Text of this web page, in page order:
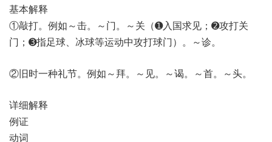
基本解释
①敲打。例如～击。～门。～关（➊入国求见；➋攻打关
门；➌指足球、冰球等运动中攻打球门）。～诊。
②旧时一种礼节。例如～拜。～见。～谒。～首。～头。
详细解释
例证
动词